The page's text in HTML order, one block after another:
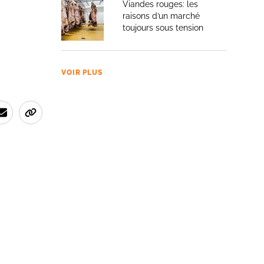
Viandes rouges: les
raisons d’un marché
toujours sous tension
VOIR PLUS